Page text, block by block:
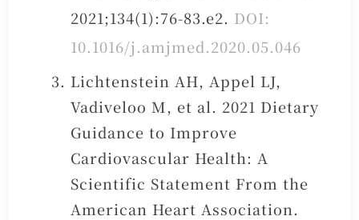
2021;134(1):76-83.e2. DOI:
10.1016/j.amjmed.2020.05.046
Lichtenstein AH, Appel LJ,
Vadiveloo M, et al. 2021 Dietary
Guidance to Improve
Cardiovascular Health: A
Scientific Statement From the
American Heart Association.